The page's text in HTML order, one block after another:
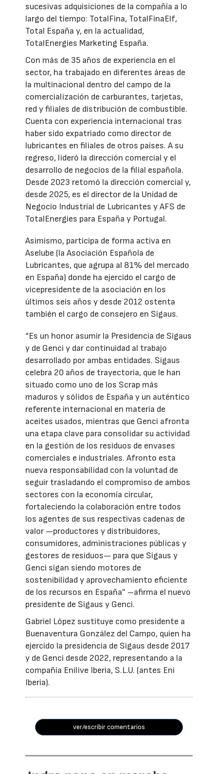
sucesivas adquisiciones de la compañía a lo
largo del tiempo: TotalFina, TotalFinaElf,
Total España y, en la actualidad,
TotalEnergies Marketing España.
Con más de 35 años de experiencia en el
sector, ha trabajado en diferentes áreas de
la multinacional dentro del campo de la
comercialización de carburantes, tarjetas,
red y filiales de distribución de combustible.
Cuenta con experiencia internacional tras
haber sido expatriado como director de
lubricantes en filiales de otros países. A su
regreso, lideró la dirección comercial y el
desarrollo de negocios de la filial española.
Desde 2023 retomó la dirección comercial y,
desde 2025, es el director de la Unidad de
Negocio Industrial de Lubricantes y AFS de
TotalEnergies para España y Portugal.
Asimismo, participa de forma activa en
Aselube (la Asociación Española de
Lubricantes, que agrupa al 81% del mercado
en España) donde ha ejercido el cargo de
vicepresidente de la asociación en los
últimos seis años y desde 2012 ostenta
también el cargo de consejero en Sigaus.
“Es un honor asumir la Presidencia de Sigaus
y de Genci y dar continuidad al trabajo
desarrollado por ambas entidades. Sigaus
celebra 20 años de trayectoria, que le han
situado como uno de los Scrap más
maduros y sólidos de España y un auténtico
referente internacional en materia de
aceites usados, mientras que Genci afronta
una etapa clave para consolidar su actividad
en la gestión de los residuos de envases
comerciales e industriales. Afronto esta
nueva responsabilidad con la voluntad de
seguir trasladando el compromiso de ambos
sectores con la economía circular,
fortaleciendo la colaboración entre todos
los agentes de sus respectivas cadenas de
valor —productores y distribuidores,
consumidores, administraciones públicas y
gestores de residuos— para que Sigaus y
Genci sigan siendo motores de
sostenibilidad y aprovechamiento eficiente
de los recursos en España” –afirma el nuevo
presidente de Sigaus y Genci.
Gabriel López sustituye como presidente a
Buenaventura González del Campo, quien ha
ejercido la presidencia de Sigaus desde 2017
y de Genci desde 2022, representando a la
compañía Enilive Iberia, S.L.U. (antes Eni
Iberia).
ver/escribir comentarios